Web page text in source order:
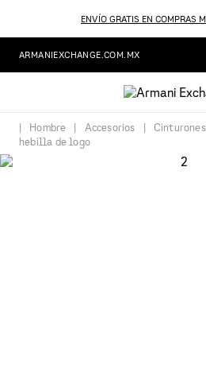
ENVÍO GRATIS EN COMPRAS
ARMANIEXCHANGE.COM.MX
Hombre Accesorios Cinturones
hebilla de logo